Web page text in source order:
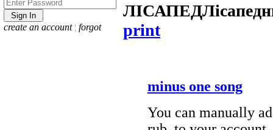
create an account ¦ forgot
ЛІСАПЕД
print
minus one song
You can manually